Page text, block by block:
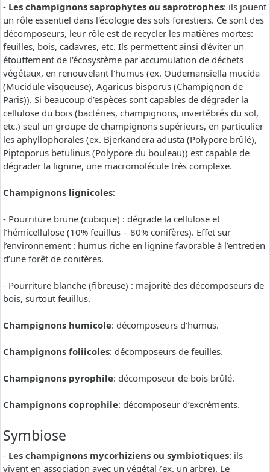
- Les champignons saprophytes ou saprotrophes: ils jouent
un rôle essentiel dans l'écologie des sols forestiers. Ce sont des
décomposeurs, leur rôle est de recycler les matières mortes:
feuilles, bois, cadavres, etc. Ils permettent ainsi d'éviter un
étouffement de l'écosystème par accumulation de déchets
végétaux, en renouvelant l'humus (ex. Oudemansiella mucida
(Mucidule visqueuse), Agaricus bisporus (Champignon de
Paris)). Si beaucoup d’espèces sont capables de dégrader la
cellulose du bois (bactéries, champignons, invertébrés du sol,
etc.) seul un groupe de champignons supérieurs, en particulier
les aphyllophorales (ex. Bjerkandera adusta (Polypore brûlé),
Piptoporus betulinus (Polypore du bouleau)) est capable de
dégrader la lignine, une macromolécule très complexe.
Champignons lignicoles:
- Pourriture brune (cubique) : dégrade la cellulose et
l’hémicellulose (10% feuillus – 80% conifères). Effet sur
l’environnement : humus riche en lignine favorable à l’entretien
d’une forêt de conifères.
- Pourriture blanche (fibreuse) : majorité des décomposeurs de
bois, surtout feuillus.
Champignons humicole: décomposeurs d’humus.
Champignons foliicoles: décomposeurs de feuilles.
Champignons pyrophile: décomposeur de bois brûlé.
Champignons coprophile: décomposeur d’excréments.
Symbiose
- Les champignons mycorhiziens ou symbiotiques: ils
vivent en association avec un végétal (ex. un arbre). Le